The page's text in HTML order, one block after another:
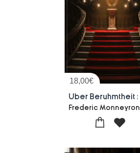
18,00€
Frederic Monneyron